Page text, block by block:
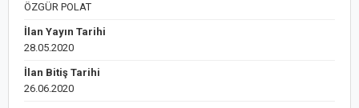
ÖZGÜR POLAT
İlan Yayın Tarihi
28.05.2020
İlan Bitiş Tarihi
26.06.2020